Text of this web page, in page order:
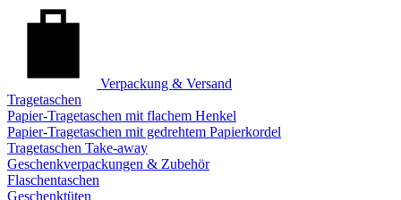
Verpackung & Versand
Tragetaschen
Papier-Tragetaschen mit flachem Henkel
Papier-Tragetaschen mit gedrehtem Papierkordel
Tragetaschen Take-away
Geschenkverpackungen & Zubehör
Flaschentaschen
Geschenktüten